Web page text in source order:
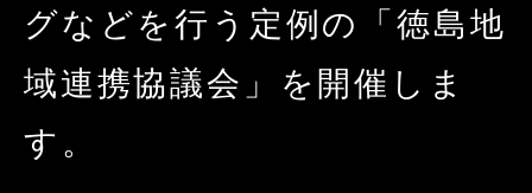
グなどを行う定例の「徳島地
域連携協議会」を開催しま
す。